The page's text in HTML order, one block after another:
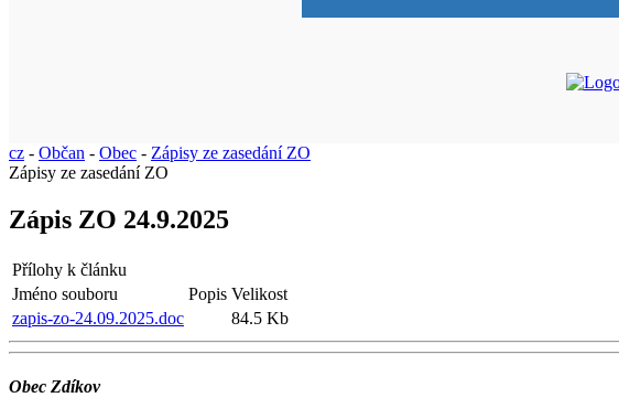
cz - Občan - Obec - Zápisy ze zasedání ZO
Zápisy ze zasedání ZO
Zápis ZO 24.9.2025
Přílohy k článku
Jméno souboru
Popis Velikost
zapis-zo-24.09.2025.doc
84.5 Kb
Obec Zdíkov